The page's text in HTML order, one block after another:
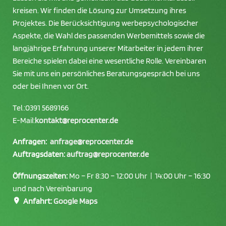
kreisen. Wir finden die Lösung zur Umsetzung ihres
Projektes. Die Berücksichtigung werbepsychologischer
Aspekte, die Wahl des passenden Werbemittels sowie die
langjährige Erfahrung unserer Mitarbeiter in jedem ihrer
Bereiche spielen dabei eine wesentliche Rolle. Vereinbaren
Sie mit uns ein persönliches Beratungsgespräch bei uns
oder bei Ihnen vor Ort.
Tel.:0391 5689166
E-Mail:kontakt@reprocenter.de
Anfragen: anfrage@reprocenter.de
Auftragsdaten:auftrag@reprocenter.de
Öffnungszeiten: Mo – Fr 8:30 – 12:00 Uhr | 14:00 Uhr – 16:30
und nach Vereinbarung
Anfahrt:Google Maps